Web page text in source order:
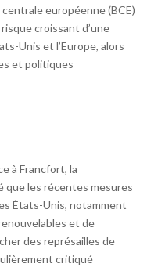
européenne (BCE)
croissant d’une
Unis et l’Europe, alors
et politiques
à Francfort, la
que les récentes mesures
États-Unis, notamment
et de
des représailles de
critiqué